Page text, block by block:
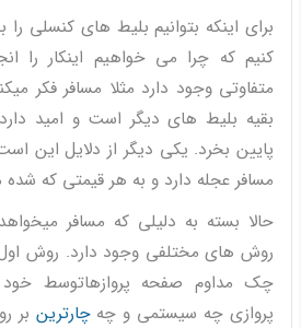
برای اینکه بتوانیم بلیط های کنسلی
کنیم که چرا می خواهیم اینکار را
متفاوتی وجود دارد مثلا مسافر فکر
بقیه بلیط های دیگر است و امید
پایین بخرد. یکی دیگر از دلایل این
مسافر عجله دارد و به هر قیمتی که
حالا بسته به دلیلی که مسافر
روش های مختلفی وجود دارد. روش
چک مداوم صفحه پروازهاتوسط
پروازی چه سیستمی و چهچارترین بر